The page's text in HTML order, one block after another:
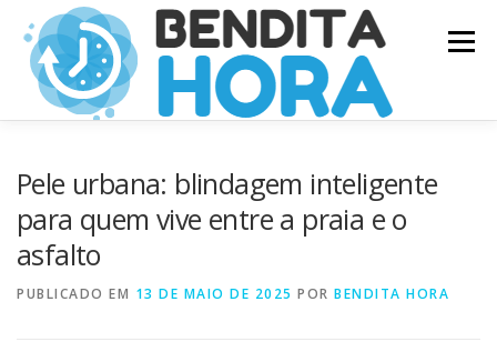
Pular
para
conteúdo
Menu
Pele urbana: blindagem inteligente
para quem vive entre a praia e o
asfalto
PUBLICADO EM 13 DE MAIO DE 2025 POR BENDITA HORA